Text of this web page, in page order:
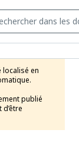
localisé en
publié